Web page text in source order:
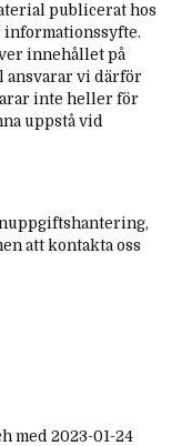
publicerat hos
informationssyfte.
innehållet på
ansvarar vi därför
inte heller för
uppstå vid
att kontakta oss
med 2023-01-24